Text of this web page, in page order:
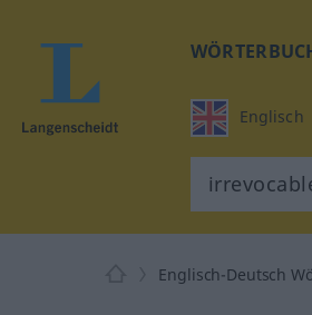
Englisch
Englisch-Deutsch